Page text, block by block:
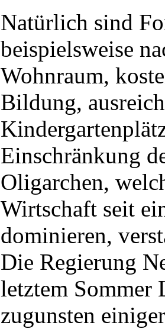
Natürlich sind
beispielsweise
Wohnraum,
Bildung,
Einschränkung
Oligarchen,
Wirtschaft seit
dominieren,
Die Regierung
letztem Sommer
zugunsten